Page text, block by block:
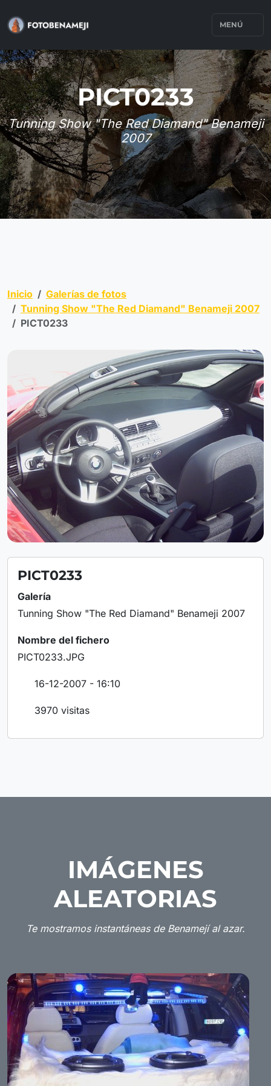
MENÚ
PICT0233
Tunning Show "The Red Diamand" Benameji
2007
Inicio
Galerías de fotos
Tunning Show "The Red Diamand" Benameji 2007
PICT0233
PICT0233
Galería
Tunning Show "The Red Diamand" Benameji 2007
Nombre del fichero
PICT0233.JPG
16-12-2007 - 16:10
3970 visitas
IMÁGENES
ALEATORIAS
Te mostramos instantáneas de Benamejí al azar.